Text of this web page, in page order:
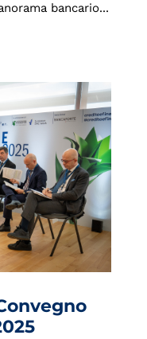
bancario...